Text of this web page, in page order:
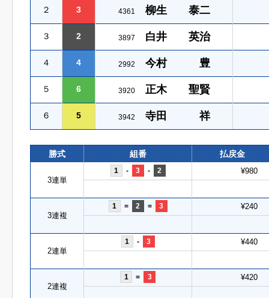
２ 3 4361 柳生 泰二
３ 2 3897 白井 英治
４ 4 2992 今村 豊
５ 6 3920 正木 聖賢
６ 5 3942 寺田 祥
勝式 組番 払戻金
3連単
1 - 3 - 2 ¥980
3連複
1 = 2 = 3 ¥240
2連単
1 - 3 ¥440
2連複
1 = 3 ¥420